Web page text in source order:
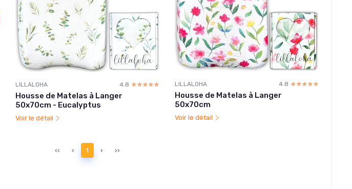
LILLALOHA 4.8 ☆☆☆☆☆
★★★★★
Housse de Matelas à Langer
50x70cm - Eucalyptus
Voir le détail
LILLALOHA 4.8 ☆☆☆☆☆
★★★★★
Housse de Matelas à Langer
50x70cm
Voir le détail
‹‹ ‹ 1 › ››